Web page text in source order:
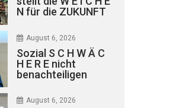
N für die ZUKUNFT
August 6, 2026
Sozial S C H W Ä C
H E R E nicht
benachteiligen
August 6, 2026